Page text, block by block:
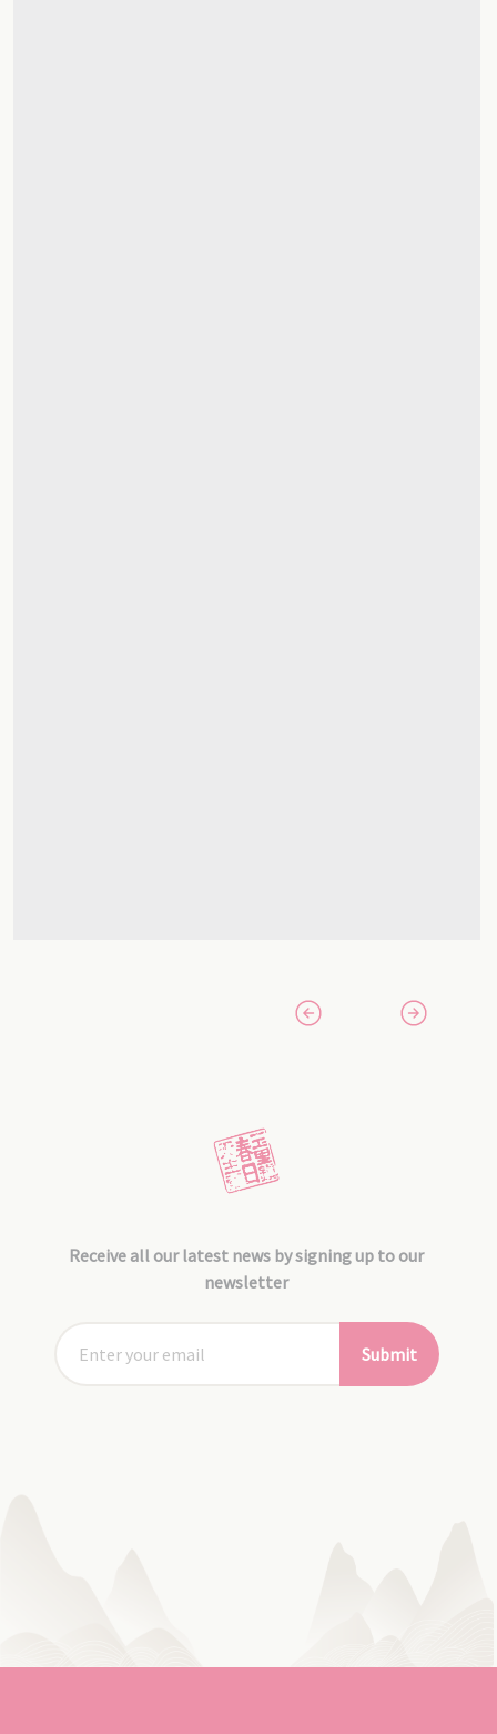
Receive all our latest news by signing up to our
newsletter
Submit